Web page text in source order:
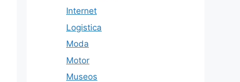
Internet
Logistica
Moda
Motor
Museos